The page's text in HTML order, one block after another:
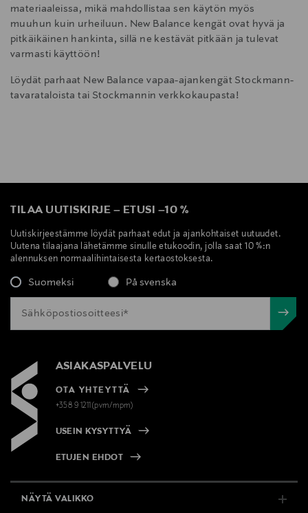
materiaaleissa, mikä mahdollistaa sen käytön myös
muuhun kuin urheiluun. New Balance kengät ovat hyvä ja
pitkäikäinen hankinta, sillä ne kestävät pitkään ja tulevat
varmasti käyttöön!
Löydät parhaat New Balance vapaa-ajankengät Stockmann-
tavarataloista tai Stockmannin verkkokaupasta!
TILAA UUTISKIRJE – ETUSI –10 %
Uutiskirjeestämme löydät parhaat edut ja ajankohtaiset uutuudet.
Uutena tilaajana lähetämme sinulle etukoodin, jolla saat 10 %:n
alennuksen normaalihintaisesta kertaostoksesta.
Suomeksi På svenska
ASIAKASPALVELU
OTA YHTEYTTÄ
+358 9 1211(pvm/mpm)
USEIN KYSYTTYÄ
ETUJEN EHDOT
NÄYTÄ VALIKKO